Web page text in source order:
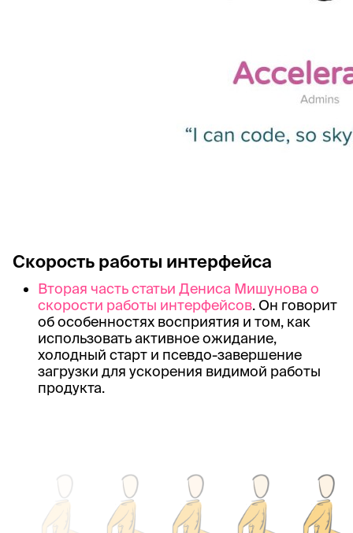
Скорость работы интерфейса
Вторая часть статьи Дениса Мишунова о
скорости работы интерфейсов. Он говорит
об особенностях восприятия и том, как
использовать активное ожидание,
холодный старт и псевдо-завершение
загрузки для ускорения видимой работы
продукта.